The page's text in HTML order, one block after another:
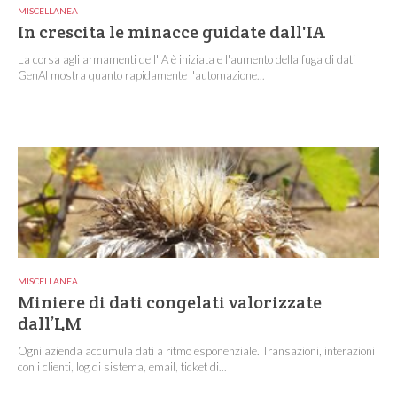
MISCELLANEA
In crescita le minacce guidate dall'IA
La corsa agli armamenti dell'IA è iniziata e l'aumento della fuga di dati
GenAI mostra quanto rapidamente l'automazione...
MISCELLANEA
Miniere di dati congelati valorizzate
dall’LM
Ogni azienda accumula dati a ritmo esponenziale. Transazioni, interazioni
con i clienti, log di sistema, email, ticket di...